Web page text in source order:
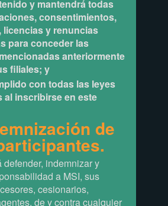
y mantendrá todas
consentimientos,
licencias y renuncias
para conceder las
anteriormente
filiales; y
con todas las leyes
al inscribirse en este
de
defender, indemnizar y
a MSI, sus
cesionarios,
de y contra cualquier